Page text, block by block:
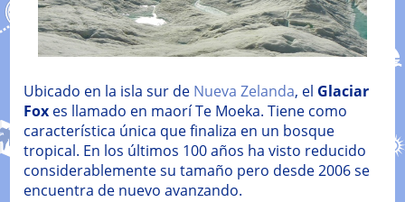
Ubicado en la isla sur de Nueva Zelanda, el Glaciar
Foxes llamado en maorí Te Moeka. Tiene como
característica única que finaliza en un bosque
tropical. En los últimos 100 años ha visto reducido
considerablemente su tamaño pero desde 2006 se
encuentra de nuevo avanzando.